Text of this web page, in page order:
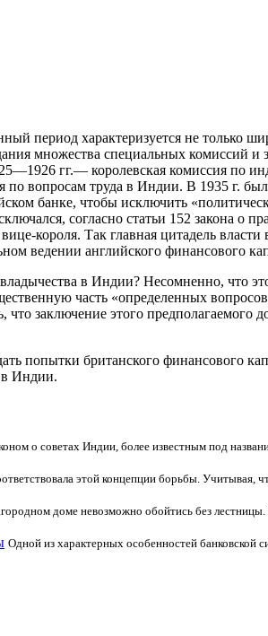
период характеризуется не только
множества специальных
гг.— королевская комиссия по
вопросам труда в Индии. В 1935 г.
банке, чтобы исключить
согласно статьи 152 закона
короля. Так главная цитадель
ведении английского финансового
владычества в Индии? Несомненно,
часть «определенных
заключение этого
попытки британского финансового
в Индии.
о советах Индии, более известным под
этой концепции борьбы. Учитывая,
доме невозможно обойтись без
Одной из характерных особенностей банковской